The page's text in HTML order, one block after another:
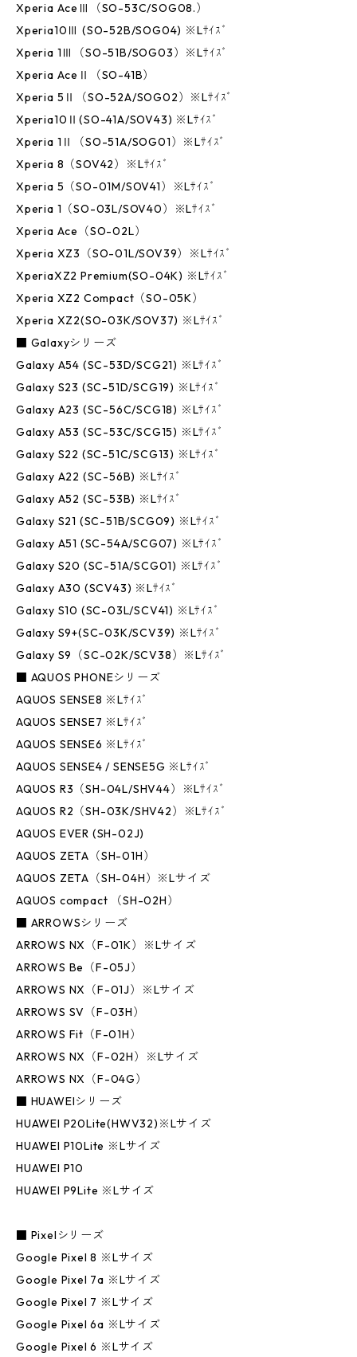
Xperia AceⅢ（SO-53C/SOG08.）
Xperia10Ⅲ (SO-52B/SOG04) ※Lｻｲｽﾞ
Xperia 1Ⅲ（SO-51B/SOG03）※Lｻｲｽﾞ
Xperia AceⅡ（SO-41B）
Xperia 5Ⅱ（SO-52A/SOG02）※Lｻｲｽﾞ
Xperia10Ⅱ(SO-41A/SOV43) ※Lｻｲｽﾞ
Xperia 1Ⅱ（SO-51A/SOG01）※Lｻｲｽﾞ
Xperia 8（SOV42）※Lｻｲｽﾞ
Xperia 5（SO-01M/SOV41）※Lｻｲｽﾞ
Xperia 1（SO-03L/SOV40）※Lｻｲｽﾞ
Xperia Ace（SO-02L）
Xperia XZ3（SO-01L/SOV39）※Lｻｲｽﾞ
XperiaXZ2 Premium(SO-04K) ※Lｻｲｽﾞ
Xperia XZ2 Compact（SO-05K）
Xperia XZ2(SO-03K/SOV37) ※Lｻｲｽﾞ
■ Galaxyシリーズ
Galaxy A54 (SC-53D/SCG21) ※Lｻｲｽﾞ
Galaxy S23 (SC-51D/SCG19) ※Lｻｲｽﾞ
Galaxy A23 (SC-56C/SCG18) ※Lｻｲｽﾞ
Galaxy A53 (SC-53C/SCG15) ※Lｻｲｽﾞ
Galaxy S22 (SC-51C/SCG13) ※Lｻｲｽﾞ
Galaxy A22 (SC-56B) ※Lｻｲｽﾞ
Galaxy A52 (SC-53B) ※Lｻｲｽﾞ
Galaxy S21 (SC-51B/SCG09) ※Lｻｲｽﾞ
Galaxy A51 (SC-54A/SCG07) ※Lｻｲｽﾞ
Galaxy S20 (SC-51A/SCG01) ※Lｻｲｽﾞ
Galaxy A30 (SCV43) ※Lｻｲｽﾞ
Galaxy S10 (SC-03L/SCV41) ※Lｻｲｽﾞ
Galaxy S9+(SC-03K/SCV39) ※Lｻｲｽﾞ
Galaxy S9（SC-02K/SCV38）※Lｻｲｽﾞ
■ AQUOS PHONEシリーズ
AQUOS SENSE8 ※Lｻｲｽﾞ
AQUOS SENSE7 ※Lｻｲｽﾞ
AQUOS SENSE6 ※Lｻｲｽﾞ
AQUOS SENSE4 / SENSE5G ※Lｻｲｽﾞ
AQUOS R3（SH-04L/SHV44）※Lｻｲｽﾞ
AQUOS R2（SH-03K/SHV42）※Lｻｲｽﾞ
AQUOS EVER (SH-02J)
AQUOS ZETA（SH-01H）
AQUOS ZETA（SH-04H）※Lサイズ
AQUOS compact （SH-02H）
■ ARROWSシリーズ
ARROWS NX（F-01K）※Lサイズ
ARROWS Be（F-05J）
ARROWS NX（F-01J）※Lサイズ
ARROWS SV（F-03H）
ARROWS Fit（F-01H）
ARROWS NX（F-02H）※Lサイズ
ARROWS NX（F-04G）
■ HUAWEIシリーズ
HUAWEI P20Lite(HWV32)※Lサイズ
HUAWEI P10Lite ※Lサイズ
HUAWEI P10
HUAWEI P9Lite ※Lサイズ
■ Pixelシリーズ
Google Pixel 8 ※Lサイズ
Google Pixel 7a ※Lサイズ
Google Pixel 7 ※Lサイズ
Google Pixel 6a ※Lサイズ
Google Pixel 6 ※Lサイズ